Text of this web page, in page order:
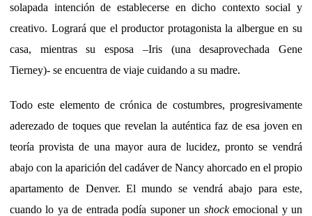
solapada intención de establecerse en dicho contexto social y
creativo. Logrará que el productor protagonista la albergue en su
casa, mientras su esposa –Iris (una desaprovechada Gene
Tierney)- se encuentra de viaje cuidando a su madre.
Todo este elemento de crónica de costumbres, progresivamente
aderezado de toques que revelan la auténtica faz de esa joven en
teoría provista de una mayor aura de lucidez, pronto se vendrá
abajo con la aparición del cadáver de Nancy ahorcado en el propio
apartamento de Denver. El mundo se vendrá abajo para este,
cuando lo ya de entrada podía suponer un shockemocional y un